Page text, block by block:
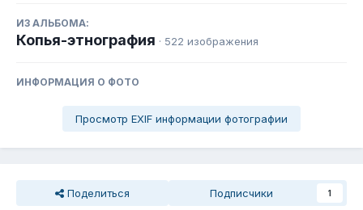
ИЗ АЛЬБОМА:
Копья-этнография · 522 изображения
ИНФОРМАЦИЯ О ФОТО
Просмотр EXIF информации фотографии
Поделиться Подписчики 1